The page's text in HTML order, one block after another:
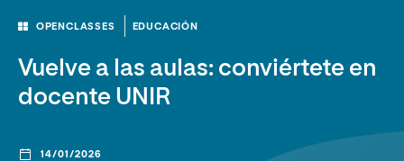
OPENCLASSES EDUCACIÓN
Vuelve a las aulas: conviértete en
docente UNIR
14/01/2026